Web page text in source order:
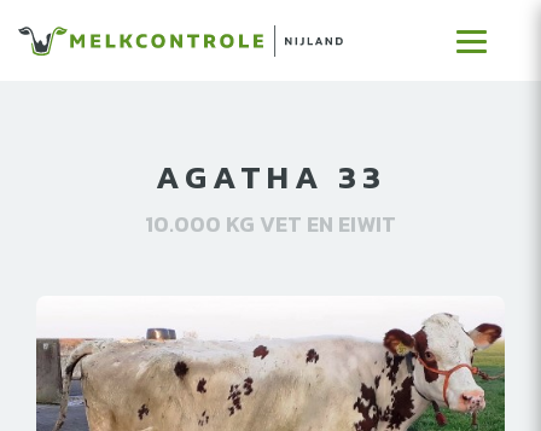
AGATHA 33
10.000 KG VET EN EIWIT